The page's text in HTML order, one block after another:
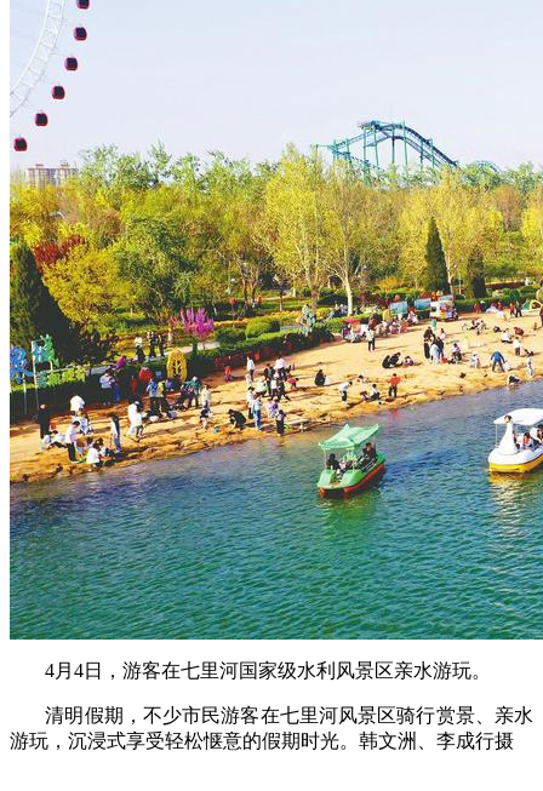
4月4日，游客在七里河国家级水利风景区亲水游玩。
清明假期，不少市民游客在七里河风景区骑行赏景、亲水
游玩，沉浸式享受轻松惬意的假期时光。韩文洲、李成行摄